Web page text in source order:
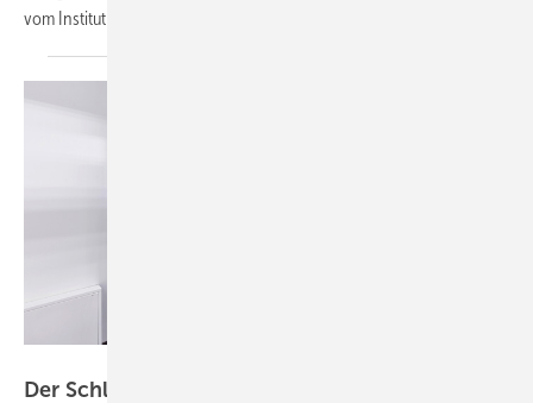
vom Institut für Technische Gebäudeausrüstung
Der Schlüssel zur Wärmepumpen-Performance